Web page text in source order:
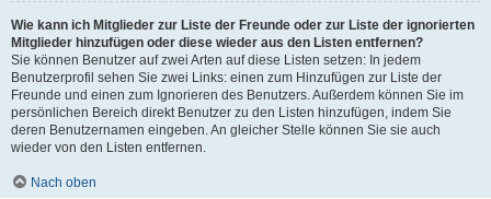
Wie kann ich Mitglieder zur Liste der Freunde oder zur Liste der ignorierten
Mitglieder hinzufügen oder diese wieder aus den Listen entfernen?
Sie können Benutzer auf zwei Arten auf diese Listen setzen: In jedem
Benutzerprofil sehen Sie zwei Links: einen zum Hinzufügen zur Liste der
Freunde und einen zum Ignorieren des Benutzers. Außerdem können Sie im
persönlichen Bereich direkt Benutzer zu den Listen hinzufügen, indem Sie
deren Benutzernamen eingeben. An gleicher Stelle können Sie sie auch
wieder von den Listen entfernen.
Nach oben